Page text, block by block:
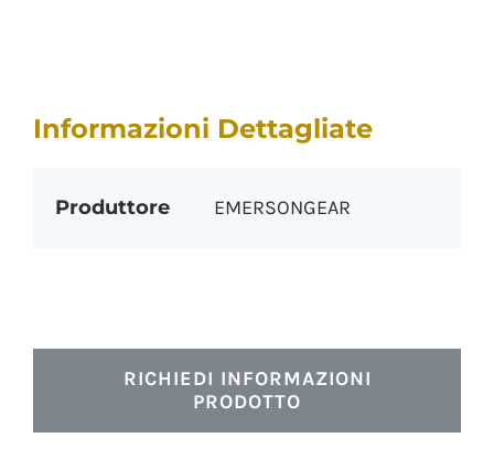
Informazioni Dettagliate
Produttore EMERSONGEAR
RICHIEDI INFORMAZIONI
PRODOTTO